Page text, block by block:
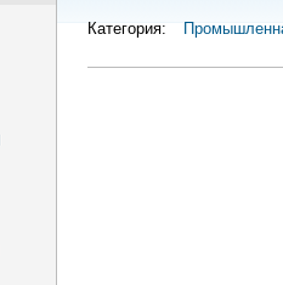
Категория: